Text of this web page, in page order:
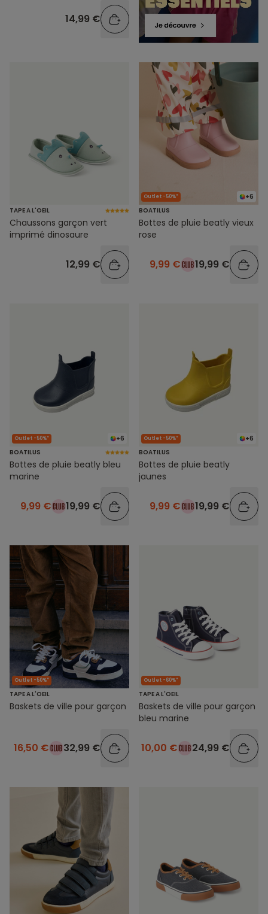
14,99 €
TAPE A L'OEIL
Chaussons garçon vert
imprimé dinosaure
12,99 €
+6
Outlet -50%*
BOATILUS
Bottes de pluie beatly vieux
rose
9,99 € 19,99 €
+6
Outlet -50%*
BOATILUS
Bottes de pluie beatly bleu
marine
9,99 € 19,99 €
+6
Outlet -50%*
BOATILUS
Bottes de pluie beatly
jaunes
9,99 € 19,99 €
Outlet -50%*
TAPE A L'OEIL
Baskets de ville pour garçon
16,50 € 32,99 €
Outlet -60%*
TAPE A L'OEIL
Baskets de ville pour garçon
bleu marine
10,00 € 24,99 €